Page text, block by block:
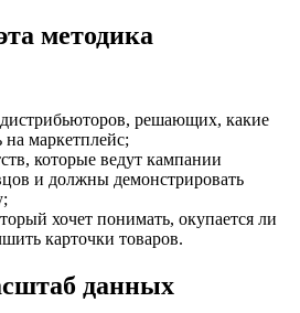
методика
решающих, какие
маркетплейс;
которые ведут кампании
и должны демонстрировать
хочет понимать, окупается ли
карточки товаров.
данных